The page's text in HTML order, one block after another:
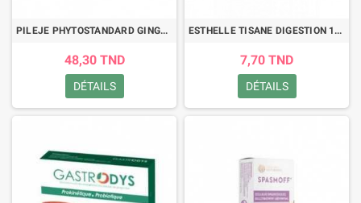
PILEJE PHYTOSTANDARD GINGEMBRE 20 GELULES VEGETALES
48,30 TND
DÉTAILS
ESTHELLE TISANE DIGESTION 12*1.5GR
7,70 TND
DÉTAILS